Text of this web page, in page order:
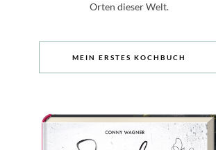
Orten dieser Welt.
MEIN ERSTES KOCHBUCH